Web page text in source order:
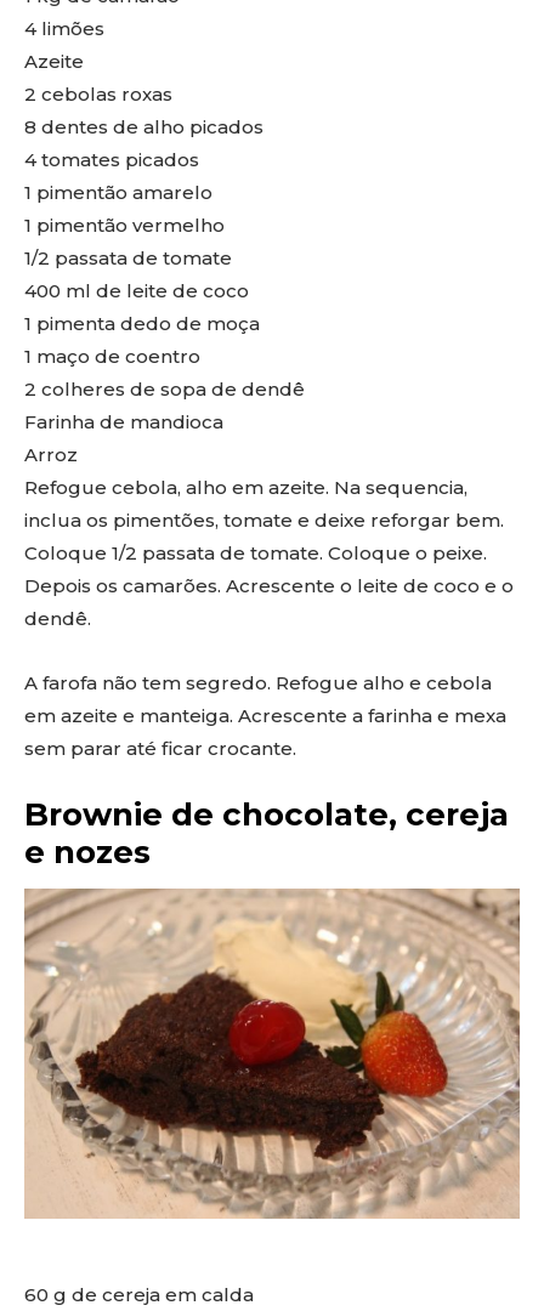
4 limões
Azeite
2 cebolas roxas
8 dentes de alho picados
4 tomates picados
1 pimentão amarelo
1 pimentão vermelho
1/2 passata de tomate
400 ml de leite de coco
1 pimenta dedo de moça
1 maço de coentro
2 colheres de sopa de dendê
Farinha de mandioca
Arroz
Refogue cebola, alho em azeite. Na sequencia,
inclua os pimentões, tomate e deixe reforgar bem.
Coloque 1/2 passata de tomate. Coloque o peixe.
Depois os camarões. Acrescente o leite de coco e o
dendê.
A farofa não tem segredo. Refogue alho e cebola
em azeite e manteiga. Acrescente a farinha e mexa
sem parar até ficar crocante.
Brownie de chocolate, cereja
e nozes
60 g de cereja em calda